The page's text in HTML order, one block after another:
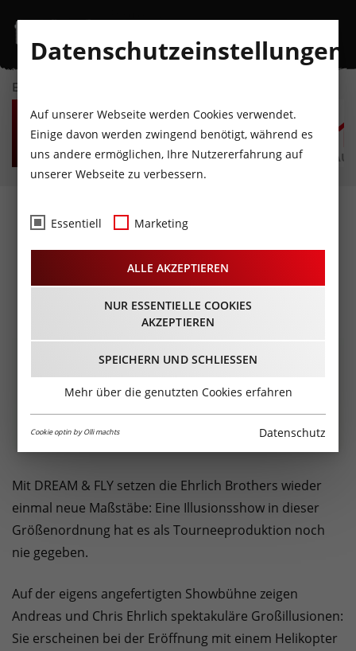
EVENTKALENDER
FR
7
AUGUST
SA
8
AUGUST
SO
9
AUGUST
MO
10
AUGUST
DI
11
AUGUST
DREAM & FLY – DIE NEUE
MAGIE-SHOW DER EHRLICH
BROTHERS
15.03.2024 - Beginn 20:00 Uhr
Mit DREAM & FLY setzen die Ehrlich Brothers wieder
einmal neue Maßstäbe: Eine Illusionsshow in dieser
Größenordnung hat es als Tourneeproduktion noch
nie gegeben.
Auf der eigens angefertigten Showbühne zeigen
Andreas und Chris Ehrlich spektakuläre Großillusionen:
Sie erscheinen bei der Eröffnung mit einem Helikopter
Datenschutzeinstellungen
Auf unserer Webseite werden Cookies verwendet.
Einige davon werden zwingend benötigt, während es
uns andere ermöglichen, Ihre Nutzererfahrung auf
unserer Webseite zu verbessern.
Essentiell Marketing
ALLE AKZEPTIEREN
NUR ESSENTIELLE COOKIES
AKZEPTIEREN
SPEICHERN UND SCHLIESSEN
Mehr über die genutzten Cookies erfahren
Cookie optin by Olli machts Datenschutz